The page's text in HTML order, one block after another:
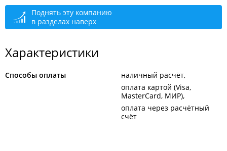
закрыто, откроется в 11:00
Поднять эту компанию
в разделах наверх
Характеристики
Способы оплаты
наличный расчёт
оплата картой (Visa,
MasterCard, МИР)
оплата через расчётный
счёт